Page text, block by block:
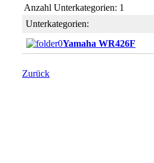
Anzahl Unterkategorien: 1
Unterkategorien:
Yamaha WR426F
Zurück